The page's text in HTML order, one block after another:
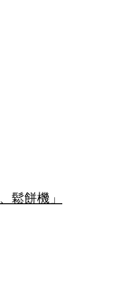
鬆餅機」